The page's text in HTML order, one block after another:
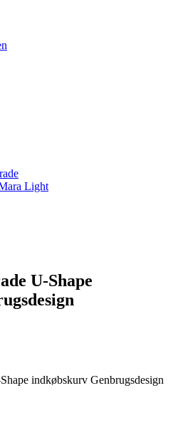
Light
U-Shape
indkøbskurv Genbrugsdesign